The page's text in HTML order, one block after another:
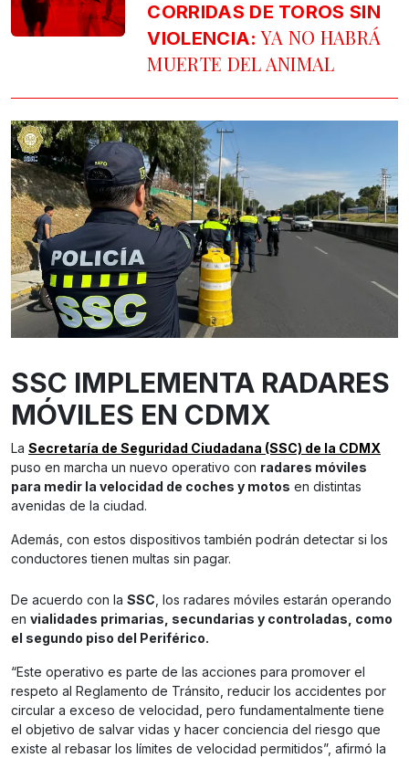
CORRIDAS DE TOROS SIN
VIOLENCIA: YA NO HABRÁ
MUERTE DEL ANIMAL
SSC IMPLEMENTA RADARES
MÓVILES EN CDMX
La Secretaría de Seguridad Ciudadana (SSC) de la CDMX
puso en marcha un nuevo operativo con radares móviles
para medir la velocidad de coches y motos en distintas
avenidas de la ciudad.
Además, con estos dispositivos también podrán detectar si los
conductores tienen multas sin pagar.
De acuerdo con la SSC, los radares móviles estarán operando
en vialidades primarias, secundarias y controladas, como
el segundo piso del Periférico.
“Este operativo es parte de las acciones para promover el
respeto al Reglamento de Tránsito, reducir los accidentes por
circular a exceso de velocidad, pero fundamentalmente tiene
el objetivo de salvar vidas y hacer conciencia del riesgo que
existe al rebasar los límites de velocidad permitidos”, afirmó la